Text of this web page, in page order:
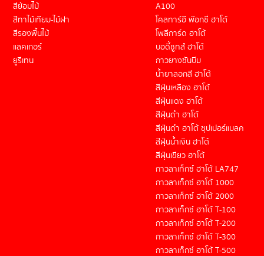
สีย้อมไม้
สีทาไม้เทียม-ไม้ฝา
สีรองพื้นไม้
แลคเกอร์
ยูรีเทน
A100
โคลทาร์อี พ๊อกซี่ ฮาโต้
โพลีการ์ด ฮาโต้
บอดี้ชูทส์ ฮาโต้
กาวยางซันบีม
น้ำยาลอกสี ฮาโต้
สีฝุ่นเหลือง ฮาโต้
สีฝุ่นแดง ฮาโต้
สีฝุ่นดำ ฮาโต้
สีฝุ่นดำ ฮาโต้ ซุปเปอร์แบลค
สีฝุ่นน้ำเงิน ฮาโต้
สีฝุ่นเขียว ฮาโต้
กาวลาเท็กซ์ ฮาโต้ LA747
กาวลาเท็กซ์ ฮาโต้ 1000
กาวลาเท็กซ์ ฮาโต้ 2000
กาวลาเท็กซ์ ฮาโต้ T-100
กาวลาเท็กซ์ ฮาโต้ T-200
กาวลาเท็กซ์ ฮาโต้ T-300
กาวลาเท็กซ์ ฮาโต้ T-500